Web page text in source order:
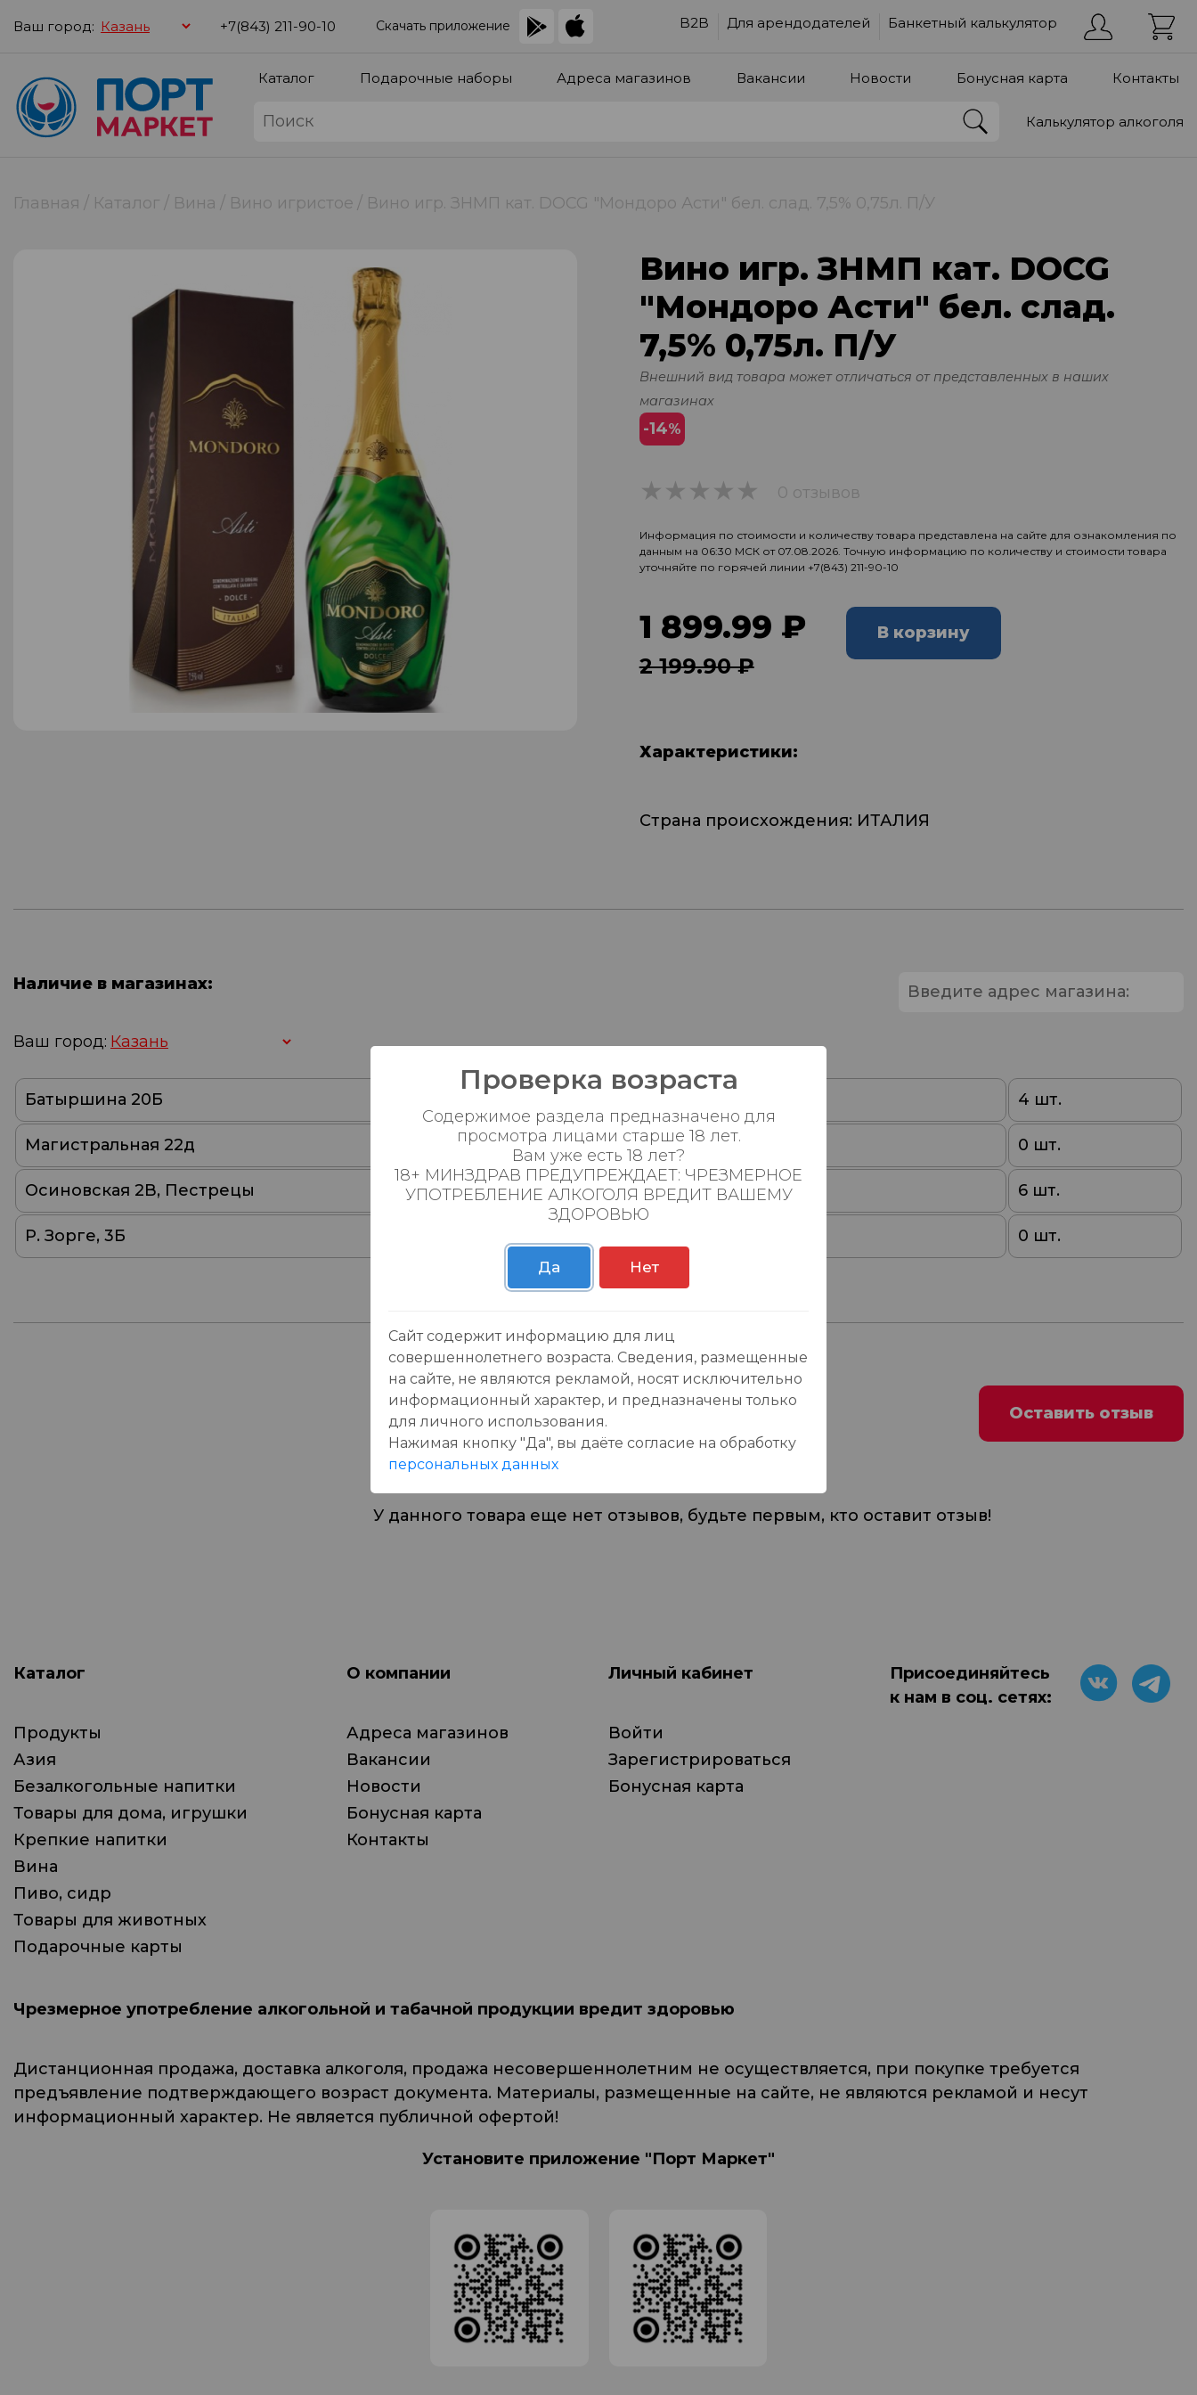
Ваш город: +7(843) 211-90-10 Скачать приложение B2B Для арендодателей Банкетный калькулятор
Каталог Подарочные наборы Адреса магазинов Вакансии Новости Бонусная карта Контакты
Калькулятор алкоголя
Главная Каталог Вина Вино игристое Вино игр. ЗНМП кат. DOCG "Мондоро Асти" бел. слад. 7,5% 0,75л. П/У
Вино игр. ЗНМП кат. DOCG
"Мондоро Асти" бел. слад.
7,5% 0,75л. П/У
Внешний вид товара может отличаться от представленных в наших
магазинах
-14%
0 отзывов
Информация по стоимости и количеству товара представлена на сайте для ознакомления по
данным на 06:30 МСК от 07.08.2026. Точную информацию по количеству и стоимости товара
уточняйте по горячей линии +7(843) 211-90-10
1 899.99 ₽
2 199.90 ₽
В корзину
Характеристики:
Страна происхождения: ИТАЛИЯ
Наличие в магазинах:
Ваш город:
Батыршина 20Б Пн-Вс с 08:00 до 23:00 4 шт.
Магистральная 22д Пн-Вс с 08:00 до 23:00 0 шт.
Осиновская 2В, Пестрецы Пн-Вс с 09:00 до 23:00 6 шт.
Р. Зорге, 3Б 0 шт.
Отзывы:
Оставить отзыв
У данного товара еще нет отзывов, будьте первым, кто оставит отзыв!
Каталог
Продукты
Азия
Безалкогольные напитки
Товары для дома, игрушки
Крепкие напитки
Вина
Пиво, сидр
Товары для животных
Подарочные карты
О компании
Адреса магазинов
Вакансии
Новости
Бонусная карта
Контакты
Личный кабинет
Войти
Зарегистрироваться
Бонусная карта
Присоединяйтесь
к нам в соц. сетях:
Чрезмерное употребление алкогольной и табачной продукции вредит здоровью
Дистанционная продажа, доставка алкоголя, продажа несовершеннолетним не осуществляется, при покупке требуется
предъявление подтверждающего возраст документа. Материалы, размещенные на сайте, не являются рекламой и несут
информационный характер. Не является публичной офертой!
Установите приложение "Порт Маркет"
Проверка возраста
Содержимое раздела предназначено для
просмотра лицами старше 18 лет.
Вам уже есть 18 лет?
18+ МИНЗДРАВ ПРЕДУПРЕЖДАЕТ: ЧРЕЗМЕРНОЕ
УПОТРЕБЛЕНИЕ АЛКОГОЛЯ ВРЕДИТ ВАШЕМУ
ЗДОРОВЬЮ
Да Нет
Сайт содержит информацию для лиц
совершеннолетнего возраста. Сведения, размещенные
на сайте, не являются рекламой, носят исключительно
информационный характер, и предназначены только
для личного использования.
Нажимая кнопку "Да", вы даёте cогласие на обработку
персональных данных